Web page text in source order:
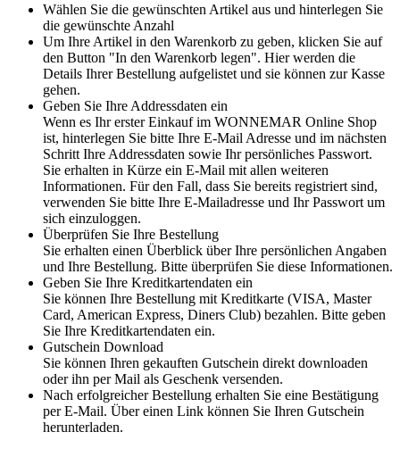
Wählen Sie die gewünschten Artikel aus und hinterlegen Sie
die gewünschte Anzahl
Um Ihre Artikel in den Warenkorb zu geben, klicken Sie auf
den Button "In den Warenkorb legen". Hier werden die
Details Ihrer Bestellung aufgelistet und sie können zur Kasse
gehen.
Geben Sie Ihre Addressdaten ein
Wenn es Ihr erster Einkauf im WONNEMAR Online Shop
ist, hinterlegen Sie bitte Ihre E-Mail Adresse und im nächsten
Schritt Ihre Addressdaten sowie Ihr persönliches Passwort.
Sie erhalten in Kürze ein E-Mail mit allen weiteren
Informationen. Für den Fall, dass Sie bereits registriert sind,
verwenden Sie bitte Ihre E-Mailadresse und Ihr Passwort um
sich einzuloggen.
Überprüfen Sie Ihre Bestellung
Sie erhalten einen Überblick über Ihre persönlichen Angaben
und Ihre Bestellung. Bitte überprüfen Sie diese Informationen.
Geben Sie Ihre Kreditkartendaten ein
Sie können Ihre Bestellung mit Kreditkarte (VISA, Master
Card, American Express, Diners Club) bezahlen. Bitte geben
Sie Ihre Kreditkartendaten ein.
Gutschein Download
Sie können Ihren gekauften Gutschein direkt downloaden
oder ihn per Mail als Geschenk versenden.
Nach erfolgreicher Bestellung erhalten Sie eine Bestätigung
per E-Mail. Über einen Link können Sie Ihren Gutschein
herunterladen.